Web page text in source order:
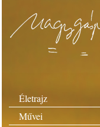
Életrajz
Művei